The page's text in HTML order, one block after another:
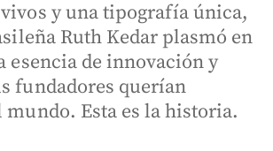
y una tipografía única,
Ruth Kedar plasmó en
esencia de innovación y
fundadores querían
Esta es la historia.